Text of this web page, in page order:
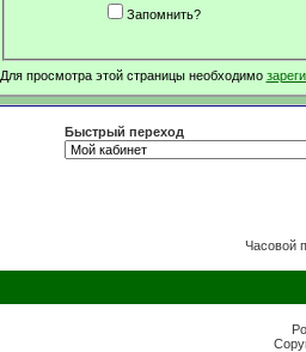
Запомнить?
Для просмотра этой страницы необходимо
Быстрый переход
Часовой